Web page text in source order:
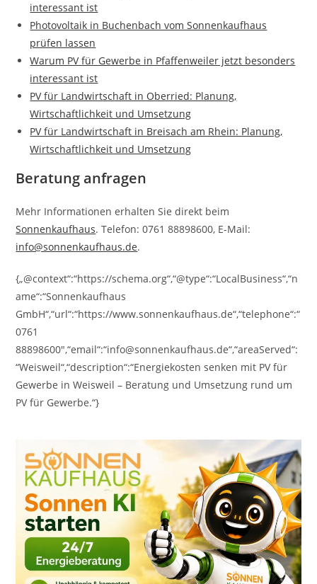
interessant ist
Photovoltaik in Buchenbach vom Sonnenkaufhaus
prüfen lassen
Warum PV für Gewerbe in Pfaffenweiler jetzt besonders
interessant ist
PV für Landwirtschaft in Oberried: Planung,
Wirtschaftlichkeit und Umsetzung
PV für Landwirtschaft in Breisach am Rhein: Planung,
Wirtschaftlichkeit und Umsetzung
Beratung anfragen
Mehr Informationen erhalten Sie direkt beim
Sonnenkaufhaus. Telefon: 0761 88898600, E-Mail:
info@sonnenkaufhaus.de.
{„@context“:“https://schema.org“,“@type“:“LocalBusiness“,“n
ame“:“Sonnenkaufhaus
GmbH“,“url“:“https://www.sonnenkaufhaus.de“,“telephone“:“
0761
88898600″,“email“:“info@sonnenkaufhaus.de“,“areaServed“:
“Weisweil“,“description“:“Energiekosten senken mit PV für
Gewerbe in Weisweil – Beratung und Umsetzung rund um
PV für Gewerbe.“}